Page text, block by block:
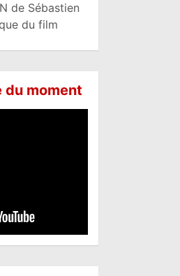
de Sébastien
du film
du moment